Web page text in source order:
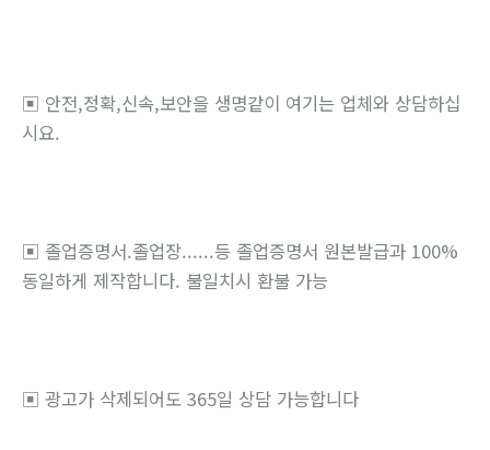
▣ 안전,정확,신속,보안을 생명같이 여기는 업체와 상담하십
시요.
▣ 졸업증명서.졸업장......등 졸업증명서 원본발급과 100%
동일하게 제작합니다. 불일치시 환불 가능
▣ 광고가 삭제되어도 365일 상담 가능합니다